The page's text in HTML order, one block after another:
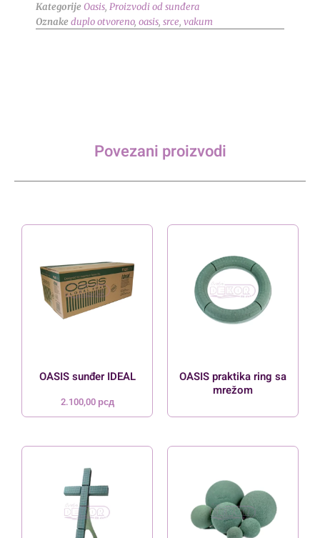
KategorijeOasis, Proizvodi od sunđera
Oznakeduplo otvoreno, oasis, srce, vakum
Povezani proizvodi
OASIS sunđer IDEAL
2.100,00 рсд
OASIS praktika ring sa
mrežom